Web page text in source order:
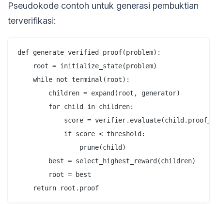
Pseudokode contoh untuk generasi pembuktian
terverifikasi:
def generate_verified_proof(problem):
    root = initialize_state(problem)
    while not terminal(root):
        children = expand(root, generator)
        for child in children:
score =
            if score < threshold:
                prune(child)
        best = select_highest_reward(children)
        root = best